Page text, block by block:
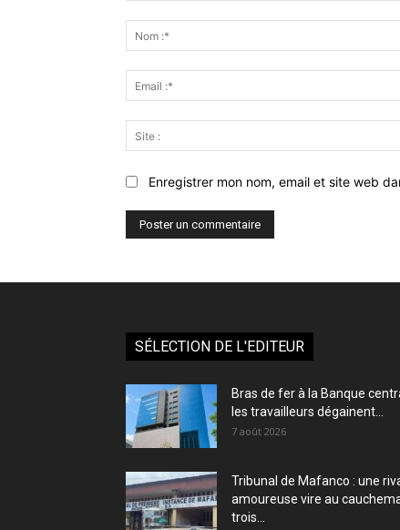
Enregistrer mon nom, email et site web
SÉLECTION DE L'EDITEUR
Bras de fer à la Banque
les travailleurs dégainent...
7 août 2026
Tribunal de Mafanco : une
amoureuse vire au
trois...